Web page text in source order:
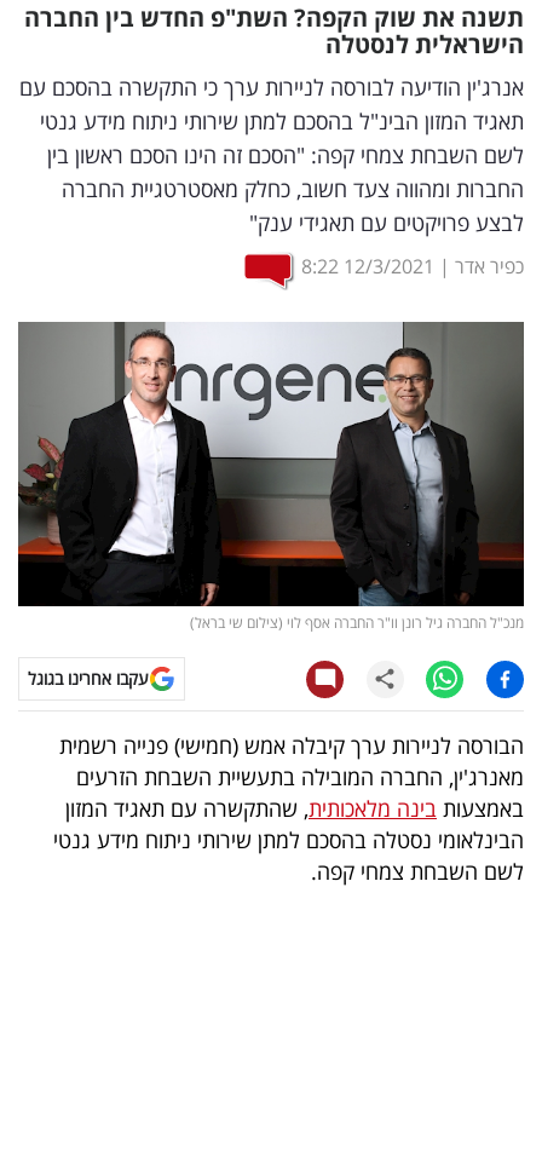
דיגיטל
וטק
שיווק
ופרסום
משפט
ומחקרים
רכילות
עסקית
קריפטו
ויראלי
עסקי
ספורט
קריירה
ולימודים
תשנה את שוק הקפה? השת"פ החדש בין החברה
הישראלית לנסטלה
אנרג'ין הודיעה לבורסה לניירות ערך כי התקשרה בהסכם עם
תאגיד המזון הבינ"ל בהסכם למתן שירותי ניתוח מידע גנטי
לשם השבחת צמחי קפה: "הסכם זה הינו הסכם ראשון בין
החברות ומהווה צעד חשוב, כחלק מאסטרטגיית החברה
לבצע פרויקטים עם תאגידי ענק"
כפיר אדר |
12/3/2021
8:22
מנכ"ל החברה גיל רונן וו"ר החברה אסף לוי (צילום שי בראל)
עקבו אחרינו בגוגל
הבורסה לניירות ערך קיבלה אמש (חמישי) פנייה רשמית
מאנרג'ין, החברה המובילה בתעשיית השבחת הזרעים
באמצעות בינה מלאכותית, שהתקשרה עם תאגיד המזון
הבינלאומי נסטלה בהסכם למתן שירותי ניתוח מידע גנטי
לשם השבחת צמחי קפה.